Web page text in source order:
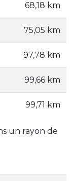
68,18 km
75,05 km
97,78 km
99,66 km
99,71 km
un rayon de